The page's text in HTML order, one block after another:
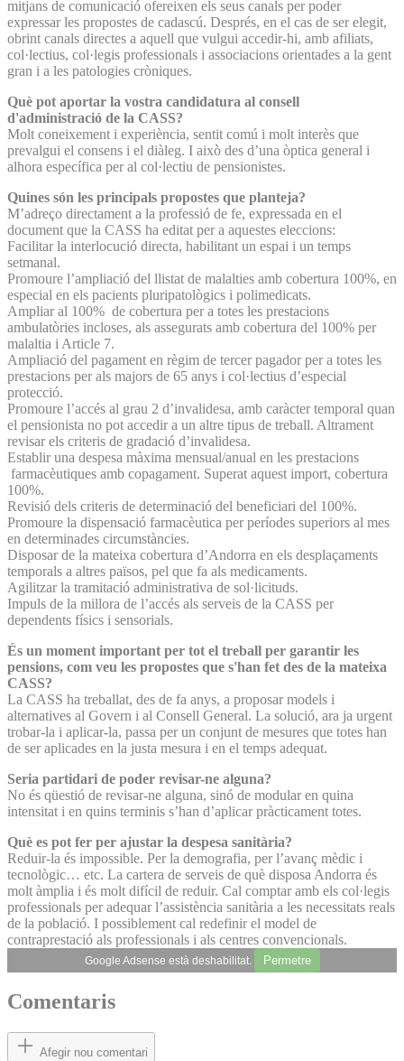
mitjans de comunicació ofereixen els seus canals per poder
expressar les propostes de cadascú. Després, en el cas de ser elegit,
obrint canals directes a aquell que vulgui accedir-hi, amb afiliats,
col·lectius, col·legis professionals i associacions orientades a la gent
gran i a les patologies cròniques.
Què pot aportar la vostra candidatura al consell
d'administració de la CASS?
Molt coneixement i experiència, sentit comú i molt interès que
prevalgui el consens i el diàleg. I això des d’una òptica general i
alhora específica per al col·lectiu de pensionistes.
Quines són les principals propostes que planteja?
M’adreço directament a la professió de fe, expressada en el
document que la CASS ha editat per a aquestes eleccions:
Facilitar la interlocució directa, habilitant un espai i un temps
setmanal.
Promoure l’ampliació del llistat de malalties amb cobertura 100%, en
especial en els pacients pluripatològics i polimedicats.
Ampliar al 100% de cobertura per a totes les prestacions
ambulatòries incloses, als assegurats amb cobertura del 100% per
malaltia i Article 7.
Ampliació del pagament en règim de tercer pagador per a totes les
prestacions per als majors de 65 anys i col·lectius d’especial
protecció.
Promoure l’accés al grau 2 d’invalidesa, amb caràcter temporal quan
el pensionista no pot accedir a un altre tipus de treball. Altrament
revisar els criteris de gradació d’invalidesa.
Establir una despesa màxima mensual/anual en les prestacions
farmacèutiques amb copagament. Superat aquest import, cobertura
100%.
Revisió dels criteris de determinació del beneficiari del 100%.
Promoure la dispensació farmacèutica per períodes superiors al mes
en determinades circumstàncies.
Disposar de la mateixa cobertura d’Andorra en els desplaçaments
temporals a altres països, pel que fa als medicaments.
Agilitzar la tramitació administrativa de sol·licituds.
Impuls de la millora de l’accés als serveis de la CASS per
dependents físics i sensorials.
És un moment important per tot el treball per garantir les
pensions, com veu les propostes que s'han fet des de la mateixa
CASS?
La CASS ha treballat, des de fa anys, a proposar models i
alternatives al Govern i al Consell General. La solució, ara ja urgent
trobar-la i aplicar-la, passa per un conjunt de mesures que totes han
de ser aplicades en la justa mesura i en el temps adequat.
Seria partidari de poder revisar-ne alguna?
No és qüestió de revisar-ne alguna, sinó de modular en quina
intensitat i en quins terminis s’han d’aplicar pràcticament totes.
Què es pot fer per ajustar la despesa sanitària?
Reduir-la és impossible. Per la demografia, per l’avanç mèdic i
tecnològic… etc. La cartera de serveis de què disposa Andorra és
molt àmplia i és molt difícil de reduir. Cal comptar amb els col·legis
professionals per adequar l’assistència sanitària a les necessitats reals
de la població. I possiblement cal redefinir el model de
contraprestació als professionals i als centres convencionals.
Google Adsense està deshabilitat. Permetre
Comentaris
Afegir nou comentari